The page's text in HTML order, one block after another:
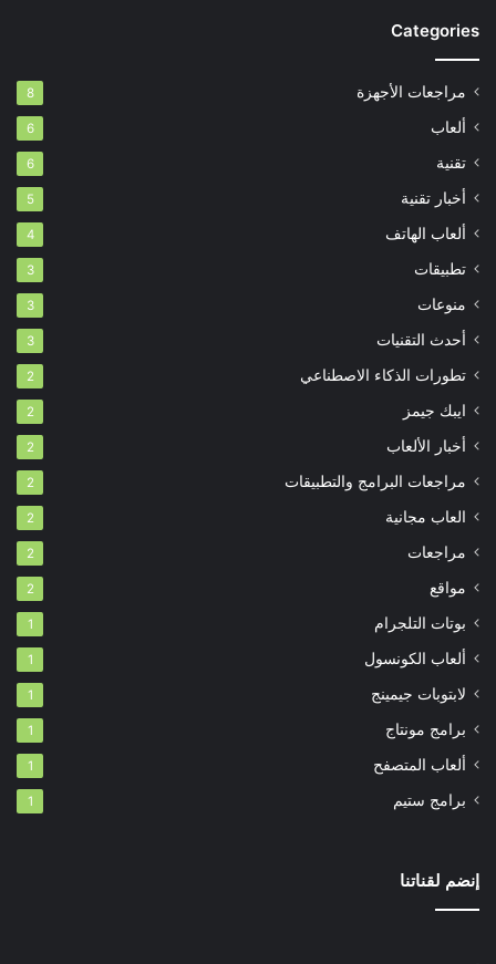
Categories
مراجعات الأجهزة 8
ألعاب 6
تقنية 6
أخبار تقنية 5
ألعاب الهاتف 4
تطبيقات 3
منوعات 3
أحدث التقنيات 3
تطورات الذكاء الاصطناعي 2
ايبك جيمز 2
أخبار الألعاب 2
مراجعات البرامج والتطبيقات 2
العاب مجانية 2
مراجعات 2
مواقع 2
بوتات التلجرام 1
ألعاب الكونسول 1
لابتوبات جيمينج 1
برامج مونتاج 1
ألعاب المتصفح 1
برامج ستيم 1
إنضم لقناتنا